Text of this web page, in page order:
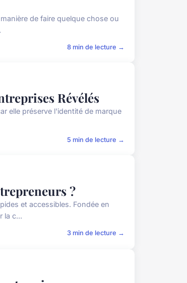
de faire quelque chose ou
8 min de lecture →
Révélés
elle préserve l'identité de marque
5 min de lecture →
?
et accessibles. Fondée en
la c...
3 min de lecture →